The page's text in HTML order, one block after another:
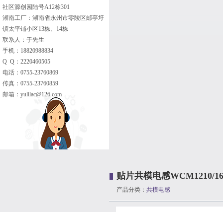
社区源创园陆号A12栋301
湖南工厂：湖南省永州市零陵区邮亭圩
镇太平铺小区13栋、14栋
联系人：于先生
手机：18820988834
Q Q：2220460505
电话：0755-23760869
传真：0755-23760859
邮箱： yulilac@126.com
贴片共模电感WCM1210/
产品分类： 共模电感